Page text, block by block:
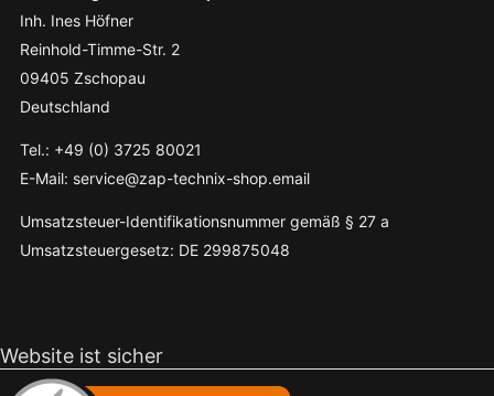
Inh. Ines Höfner
Reinhold-Timme-Str. 2
09405 Zschopau
Deutschland
Tel.: +49 (0) 3725 80021
E-Mail: service@zap-technix-shop.email
Umsatzsteuer-Identifikationsnummer gemäß § 27 a
Umsatzsteuergesetz: DE 299875048
Website ist sicher